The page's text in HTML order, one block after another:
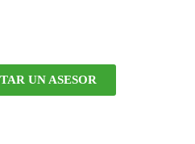
UN ASESOR